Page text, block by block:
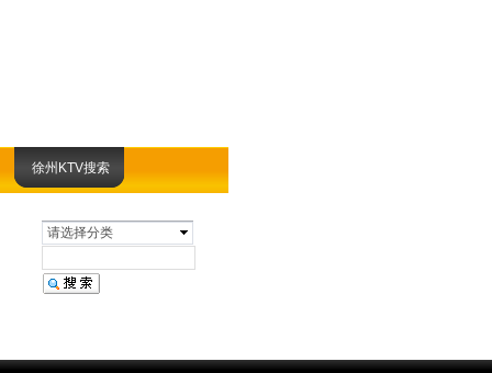
徐州KTV搜索
请选择分类